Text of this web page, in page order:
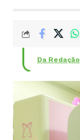
Da Redação